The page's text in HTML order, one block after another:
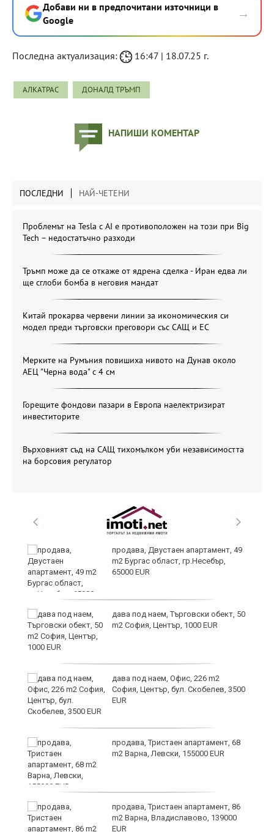
Добави ни в предпочитани източници в
Google
→
Последна актуализация: 16:47 | 18.07.25 г.
АЛКАТРАС ДОНАЛД ТРЪМП
НАПИШИ КОМЕНТАР
ПОСЛЕДНИ НАЙ-ЧЕТЕНИ
Проблемът на Tesla с AI е противоположен на този при Big
Tech – недостатъчно разходи
Тръмп може да се откаже от ядрена сделка - Иран едва ли
ще сглоби бомба в неговия мандат
Китай прокарва червени линии за икономическия си
модел преди търговски преговори със САЩ и ЕС
Мерките на Румъния повишиха нивото на Дунав около
АЕЦ "Черна вода" с 4 см
Горещите фондови пазари в Европа наелектризират
инвеститорите
Върховният съд на САЩ тихомълком уби независимостта
на борсовия регулатор
продава, Двустаен апартамент, 49
m2 Бургас област, гр.Несебър,
65000 EUR
дава под наем, Търговски обект, 50
m2 София, Център, 1000 EUR
дава под наем, Офис, 226 m2
София, Център, бул. Скобелев, 3500
EUR
продава, Тристаен апартамент, 68
m2 Варна, Левски, 155000 EUR
продава, Тристаен апартамент, 86
m2 Варна, Владиславово, 139000
EUR